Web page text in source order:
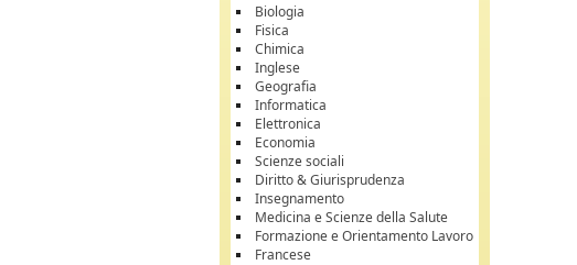
Biologia
Fisica
Chimica
Inglese
Geografia
Informatica
Elettronica
Economia
Scienze sociali
Diritto & Giurisprudenza
Insegnamento
Medicina e Scienze della Salute
Formazione e Orientamento Lavoro
Francese